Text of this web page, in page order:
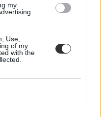
my
Use,
of my
with the